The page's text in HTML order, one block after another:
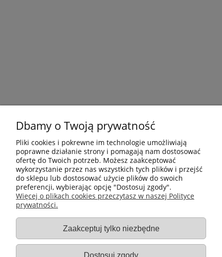
Płatności i dostawa
Gastro-Pol
Dbamy o Twoją prywatność
Pliki cookies i pokrewne im technologie umożliwiają
poprawne działanie strony i pomagają nam dostosować
ofertę do Twoich potrzeb. Możesz zaakceptować
wykorzystanie przez nas wszystkich tych plików i przejść
do sklepu lub dostosować użycie plików do swoich
preferencji, wybierając opcję "Dostosuj zgody".
Więcej o plikach cookies przeczytasz w naszej Polityce
prywatności.
Zaakceptuj tylko niezbędne
Dostosuj zgody